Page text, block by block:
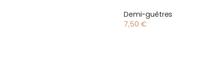
Demi-guêtres
7,50 €